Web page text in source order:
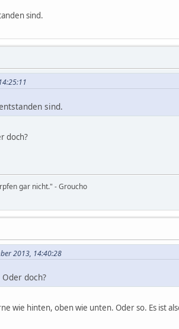
sind.
sind.
doch?
gar nicht." - Groucho
2013, 14:40:28
doch?
wie hinten, oben wie unten. Oder so. Es ist